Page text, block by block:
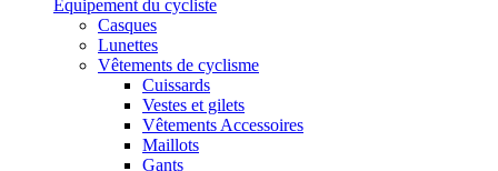
Équipement du cycliste
Casques
Lunettes
Vêtements de cyclisme
Cuissards
Vestes et gilets
Vêtements Accessoires
Maillots
Gants